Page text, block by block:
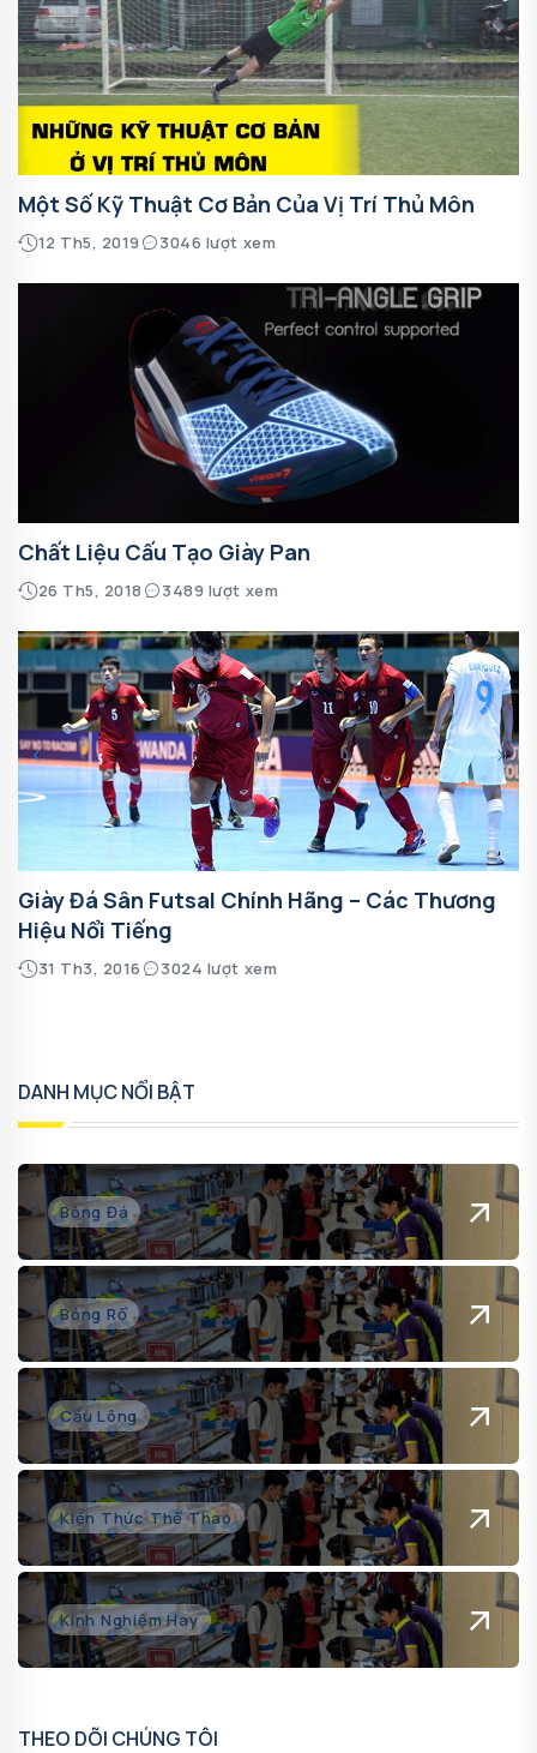
Một Số Kỹ Thuật Cơ Bản Của Vị Trí Thủ Môn
12 Th5, 2019 3046 lượt xem
Chất Liệu Cấu Tạo Giày Pan
26 Th5, 2018 3489 lượt xem
Giày Đá Sân Futsal Chính Hãng – Các Thương
Hiệu Nổi Tiếng
31 Th3, 2016 3024 lượt xem
DANH MỤC NỔI BẬT
Bóng Đá
Bóng Rổ
Cầu Lông
Kiến Thức Thể Thao
Kinh Nghiệm Hay
THEO DÕI CHÚNG TÔI